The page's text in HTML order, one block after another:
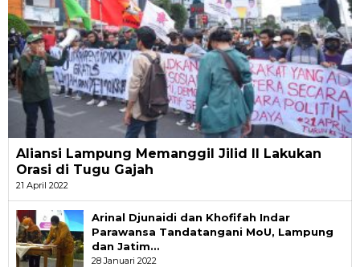
Aliansi Lampung Memanggil Jilid II Lakukan
Orasi di Tugu Gajah
21 April 2022
Arinal Djunaidi dan Khofifah Indar
Parawansa Tandatangani MoU, Lampung
dan Jatim…
28 Januari 2022